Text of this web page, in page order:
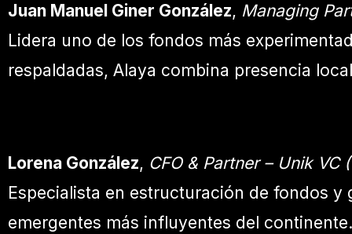
Juan Manuel Giner González, Managing
Lidera uno de los fondos más
respaldadas, Alaya combina presencia
Lorena González, CFO & Partner – Unik VC
Especialista en estructuración de fondos
emergentes más influyentes del